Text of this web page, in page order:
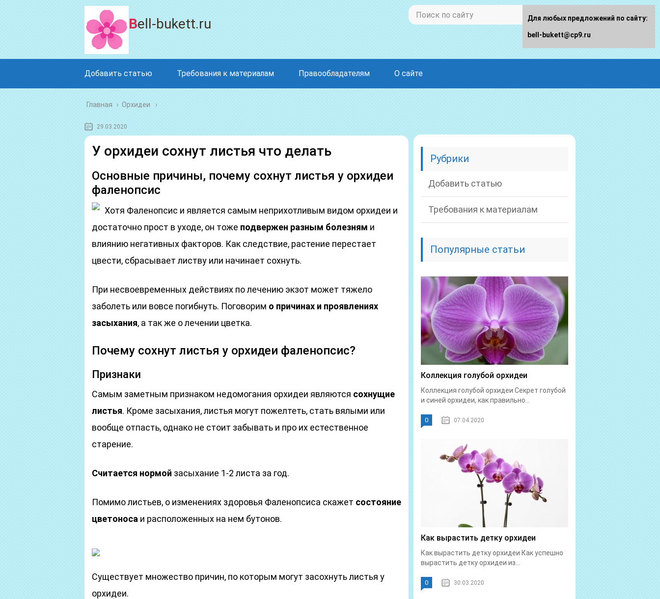
Bell-bukett.ru
Добавить статью Требования к материалам Правообладателям О сайте
Главная › Орхидеи
29.03.2020
У орхидеи сохнут листья что делать
Основные причины, почему сохнут листья у орхидеи
фаленопсис
Хотя Фаленопсис и является самым неприхотливым видом орхидеи и
достаточно прост в уходе, он тоже подвержен разным болезням и
влиянию негативных факторов. Как следствие, растение перестает
цвести, сбрасывает листву или начинает сохнуть.
При несвоевременных действиях по лечению экзот может тяжело
заболеть или вовсе погибнуть. Поговорим о причинах и проявлениях
засыхания, а так же о лечении цветка.
Почему сохнут листья у орхидеи фаленопсис?
Признаки
Самым заметным признаком недомогания орхидеи являются сохнущие
листья. Кроме засыхания, листья могут пожелтеть, стать вялыми или
вообще отпасть, однако не стоит забывать и про их естественное
старение.
Считается нормой засыхание 1-2 листа за год.
Помимо листьев, о изменениях здоровья Фаленопсиса скажет состояние
цветоноса и расположенных на нем бутонов.
Существует множество причин, по которым могут засохнуть листья у
орхидеи.
Рубрики
Добавить статью
Требования к материалам
Популярные статьи
Коллекция голубой орхидеи
Коллекция голубой орхидеи Секрет голубой
и синей орхидеи, как правильно...
0 07.04.2020
Как вырастить детку орхидеи
Как вырастить детку орхидеи Как успешно
вырастить детку орхидеи из...
0 30.03.2020
Для любых предложений по сайту:
bell-bukett@cp9.ru